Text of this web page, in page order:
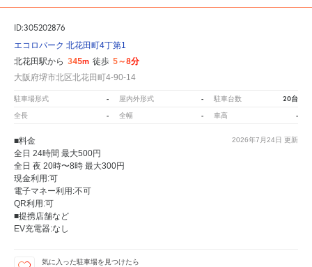
ID:305202876
エコロパーク 北花田町4丁第1
北花田駅から 345m 徒歩 5～8分
大阪府堺市北区北花田町4-90-14
駐車場形式 - 屋内外形式 - 駐車台数 20台
全長 - 全幅 - 車高 -
2026年7月24日 更新
■料金
全日 24時間 最大500円
全日 夜 20時〜8時 最大300円
現金利用:可
電子マネー利用:不可
QR利用:可
■提携店舗など
EV充電器:なし
気に入った駐車場を見つけたら